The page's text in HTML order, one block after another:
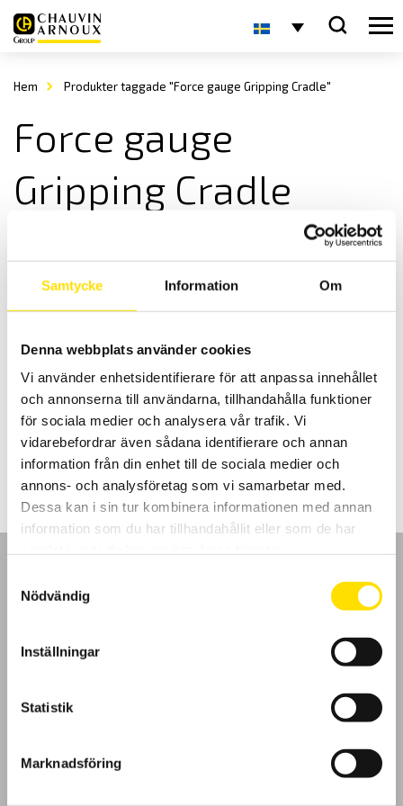
Samtycke Information Om
Denna webbplats använder cookies
Vi använder enhetsidentifierare för att anpassa innehållet
och annonserna till användarna, tillhandahålla funktioner
för sociala medier och analysera vår trafik. Vi
vidarebefordrar även sådana identifierare och annan
information från din enhet till de sociala medier och
annons- och analysföretag som vi samarbetar med.
Dessa kan i sin tur kombinera informationen med annan
information som du har tillhandahållit eller som de har
Nödvändig
Inställningar
Statistik
Marknadsföring
Hem Produkter taggade "Force gauge Gripping Cradle"
Force gauge
Gripping Cradle
Handtag för AFG, BFG & CFG
Dubbelfattat handtag för AFG, BFG & CFG+
LÄS MER